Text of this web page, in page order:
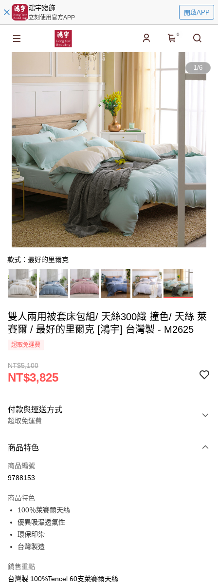
鴻宇寢飾
立刻使用官方APP
開啟APP
0
1/6
款式：最好的里爾克
雙人兩用被套床包組/ 天絲300織 撞色/ 天絲 萊
賽爾 / 最好的里爾克 [鴻宇] 台灣製 - M2625
超取免運費
NT$5,100
NT$3,825
付款與運送方式
超取免運費
信用卡一次付款
超商取貨付款
Apple Pay
悠遊付
Google Pay
AFTEE先享後付
相關說明
商品特色
商品編號
9788153
商品特色
100％萊賽爾天絲
優異吸濕透氣性
環保印染
台灣製造
銷售重點
台灣製 100%Tencel 60支萊賽爾天絲